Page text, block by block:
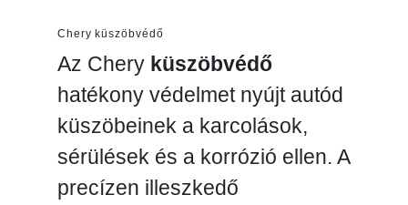
Chery küszöbvédő
Az Chery küszöbvédő
hatékony védelmet nyújt autód
küszöbeinek a karcolások,
sérülések és a korrózió ellen. A
precízen illeszkedő